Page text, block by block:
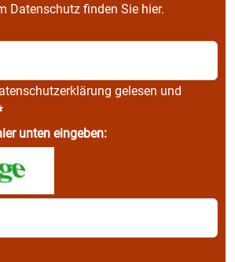
Datenschutz finden Sie hier.
gelesen und
unten eingeben: